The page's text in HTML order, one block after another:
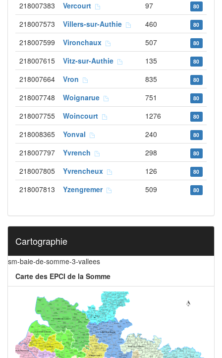
218007383 Vercourt 97 80
218007573 Villers-sur-Authie 460 80
218007599 Vironchaux 507 80
218007615 Vitz-sur-Authie 135 80
218007664 Vron 835 80
218007748 Woignarue 751 80
218007755 Woincourt 1276 80
218008365 Yonval 240 80
218007797 Yvrench 298 80
218007805 Yvrencheux 126 80
218007813 Yzengremer 509 80
Cartographie
sm-baie-de-somme-3-vallees
Carte des EPCI de la Somme